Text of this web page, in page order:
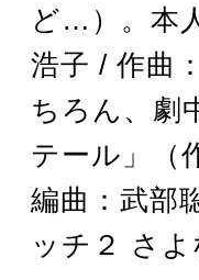
ど…）。本
浩子 / 作曲
ちろん、劇
テール」（
編曲：武部
ッチ２ さよ